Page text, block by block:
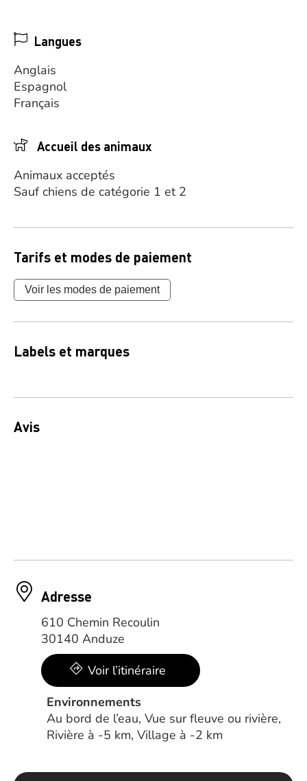
Langues
Anglais
Espagnol
Français
Accueil des animaux
Animaux acceptés
Sauf chiens de catégorie 1 et 2
Tarifs et modes de paiement
Voir les modes de paiement
Labels et marques
Avis
Adresse
610 Chemin Recoulin
30140 Anduze
Voir l’itinéraire
Environnements
Au bord de l’eau, Vue sur fleuve ou rivière,
Rivière à -5 km, Village à -2 km